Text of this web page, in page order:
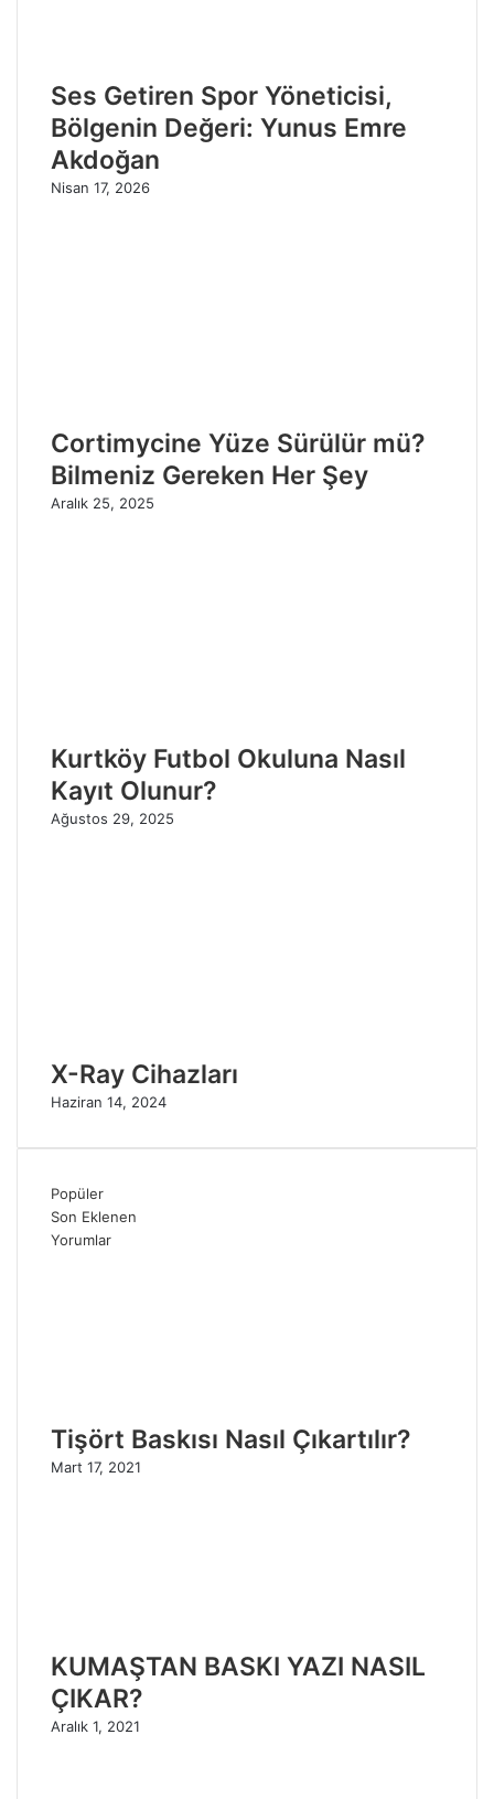
Ses Getiren Spor Yöneticisi,
Bölgenin Değeri: Yunus Emre
Akdoğan
Nisan 17, 2026
Cortimycine Yüze Sürülür mü?
Bilmeniz Gereken Her Şey
Aralık 25, 2025
Kurtköy Futbol Okuluna Nasıl
Kayıt Olunur?
Ağustos 29, 2025
X-Ray Cihazları
Haziran 14, 2024
Popüler
Son Eklenen
Yorumlar
Tişört Baskısı Nasıl Çıkartılır?
Mart 17, 2021
KUMAŞTAN BASKI YAZI NASIL
ÇIKAR?
Aralık 1, 2021